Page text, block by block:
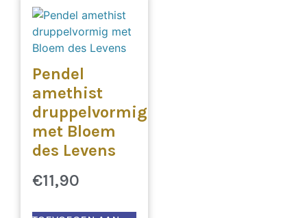
Pendel
amethist
druppelvormig
met Bloem
des Levens
€11,90